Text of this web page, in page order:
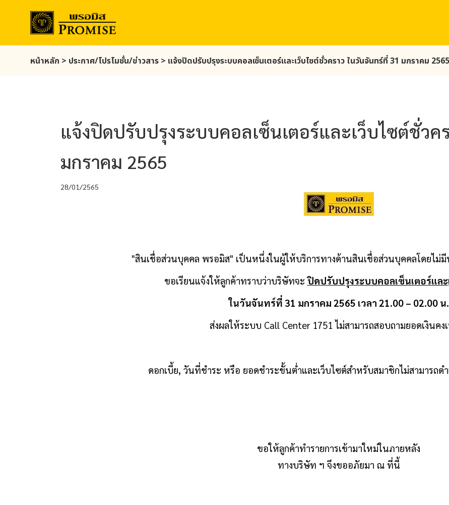
หน้าหลัก > ประกาศ/โปรโมชั่น/ข่าวสาร > แจ้งปิดปรับปรุงระบบคอลเซ็นเตอร์และเว็บไซต์ชั่วคราว ในวันจันทร์ที่ 31 มกราคม 2565
แจ้งปิดปรับปรุงระบบคอลเซ็นเตอร์และเว็บไซต์ชั่วค
มกราคม 2565
28/01/2565
"สินเชื่อส่วนบุคคล พรอมิส" เป็นหนึ่งในผู้ให้บริการทางด้านสินเชื่อส่วนบุคคลโดยไม่
ขอเรียนแจ้งให้ลูกค้าทราบว่าบริษัทจะปิดปรับปรุงระบบคอลเซ็นเตอร์และ
ในวันจันทร์ที่ 31 มกราคม 2565 เวลา 21.00 – 02.00 น.
ส่งผลให้ระบบ Call Center 1751 ไม่สามารถสอบถามยอดเงินคง
ดอกเบี้ย, วันที่ชำระ หรือ ยอดชำระขั้นต่ำและเว็บไซต์สำหรับสมาชิกไม่สามารถด
ขอให้ลูกค้าทำรายการเข้ามาใหม่ในภายหลัง
ทางบริษัท ฯ จึงขออภัยมา ณ ที่นี้